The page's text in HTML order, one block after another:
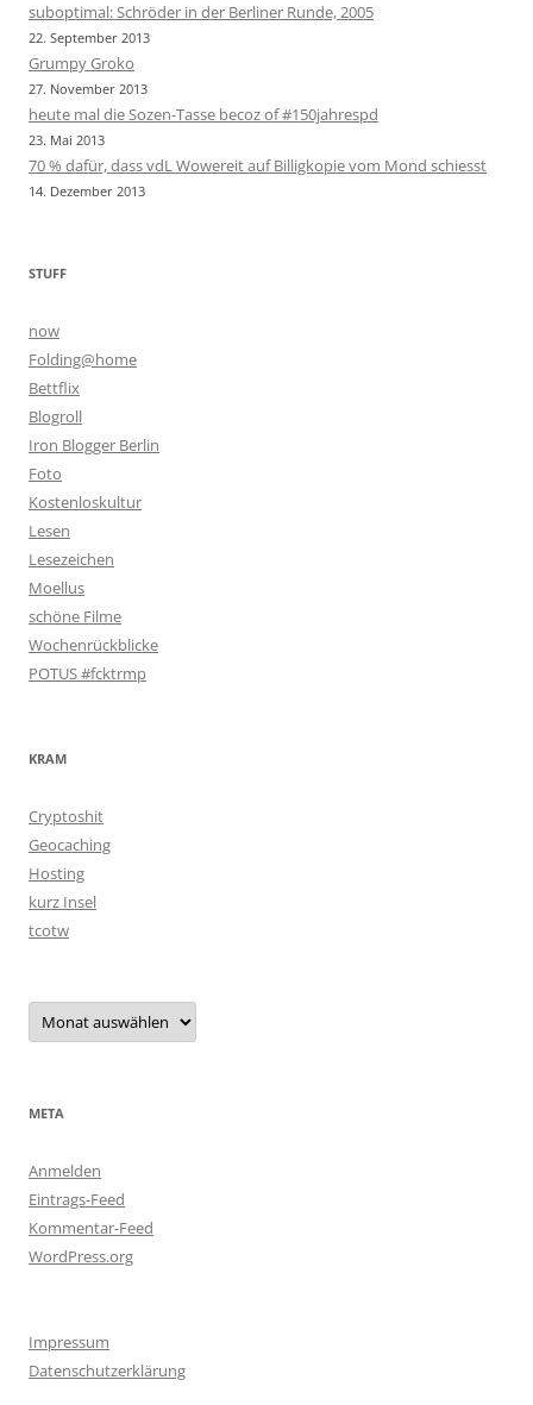
suboptimal: Schröder in der Berliner Runde, 2005
22. September 2013
Grumpy Groko
27. November 2013
heute mal die Sozen-Tasse becoz of #150jahrespd
23. Mai 2013
70 % dafür, dass vdL Wowereit auf Billigkopie vom Mond schiesst
14. Dezember 2013
STUFF
now
Folding@home
Bettflix
Blogroll
Iron Blogger Berlin
Foto
Kostenloskultur
Lesen
Lesezeichen
Moellus
schöne Filme
Wochenrückblicke
POTUS #fcktrmp
KRAM
Cryptoshit
Geocaching
Hosting
kurz Insel
tcotw
Archiv
META
Anmelden
Eintrags-Feed
Kommentar-Feed
WordPress.org
Impressum
Datenschutzerklärung